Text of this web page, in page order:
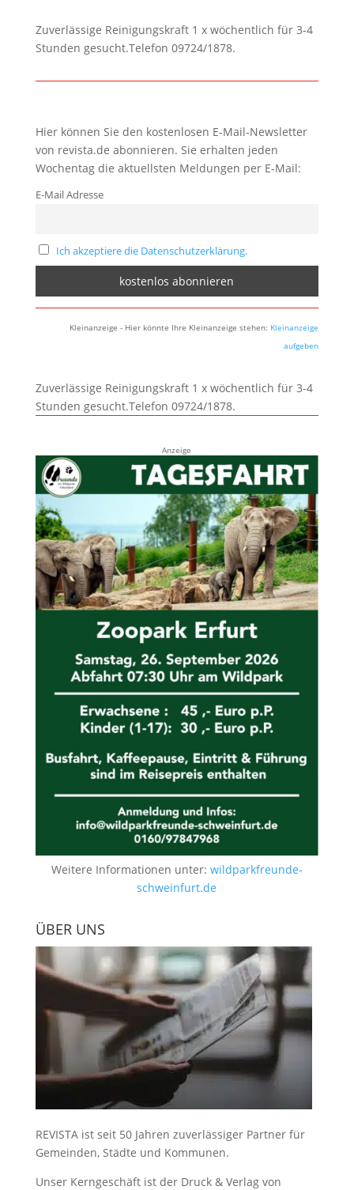
Zuverlässige Reinigungskraft 1 x wöchentlich für 3-4
Stunden gesucht.Telefon 09724/1878.
Hier können Sie den kostenlosen E-Mail-Newsletter
von revista.de abonnieren. Sie erhalten jeden
Wochentag die aktuellsten Meldungen per E-Mail:
E-Mail Adresse
Ich akzeptiere die Datenschutzerklärung.
Kleinanzeige - Hier könnte Ihre Kleinanzeige stehen: Kleinanzeige
aufgeben
Zuverlässige Reinigungskraft 1 x wöchentlich für 3-4
Stunden gesucht.Telefon 09724/1878.
Anzeige
Weitere Informationen unter: wildparkfreunde-
schweinfurt.de
ÜBER UNS
REVISTA ist seit 50 Jahren zuverlässiger Partner für
Gemeinden, Städte und Kommunen.
Unser Kerngeschäft ist der Druck & Verlag von